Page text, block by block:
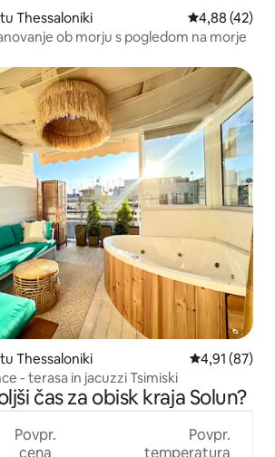
Thessaloniki Povprečna
4,88 (42)
ob morju s pogledom na morje
Thessaloniki Povprečna
4,91 (87)
- terasa in jacuzzi Tsimiski
čas za obisk kraja Solun?
Povpr.
Povpr.